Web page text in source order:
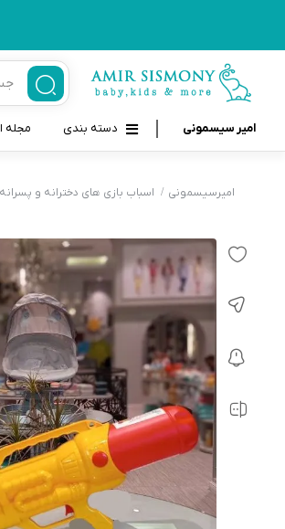
امیر سیسمونی دسته بندی
قاب
سرنگ
شانه
تب
رابط
حمل و نقل نوزاد
لوازم حمام نوزاد
لوازم اتاق نوزاد و کودک
اسباب بازی دخترانه و پسرانه
اسباب بازی نوزاد
لباس و اکسسوری
مجله
امیرسیسمونی اسباب بازی های دخترانه و پسرانه